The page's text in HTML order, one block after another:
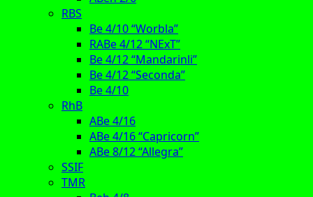
RBS
Be 4/10 “Worbla”
RABe 4/12 “NExT”
Be 4/12 “Mandarinli”
Be 4/12 “Seconda”
Be 4/10
RhB
ABe 4/16
ABe 4/16 “Capricorn”
ABe 8/12 “Allegra”
SSIF
TMR